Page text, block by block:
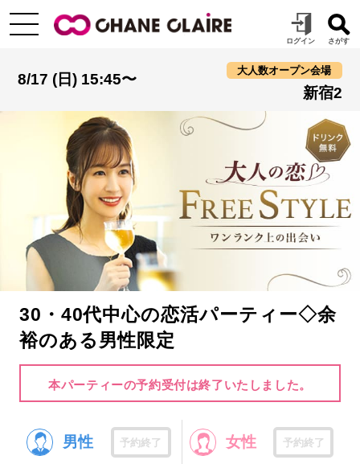
8/17 (日) 15:45〜
大人数オープン会場
新宿2
30・40代中心の恋活パーティー◇余
裕のある男性限定
本パーティーの予約受付は終了いたしました。
男性 予約終了 女性 予約終了